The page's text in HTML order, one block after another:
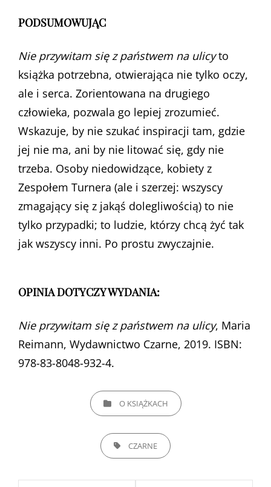
PODSUMOWUJĄC
Nie przywitam się z państwem na ulicyto
książka potrzebna, otwierająca nie tylko oczy,
ale i serca. Zorientowana na drugiego
człowieka, pozwala go lepiej zrozumieć.
Wskazuje, by nie szukać inspiracji tam, gdzie
jej nie ma, ani by nie litować się, gdy nie
trzeba. Osoby niedowidzące, kobiety z
Zespołem Turnera (ale i szerzej: wszyscy
zmagający się z jakąś dolegliwością) to nie
tylko przypadki; to ludzie, którzy chcą żyć tak
jak wszyscy inni. Po prostu zwyczajnie.
OPINIA DOTYCZY WYDANIA:
Nie przywitam się z państwem na ulicy, Maria
Reimann, Wydawnictwo Czarne, 2019. ISBN:
978-83-8048-932-4.
CATEGORIESO KSIĄŻKACH
TAGS, CZARNE